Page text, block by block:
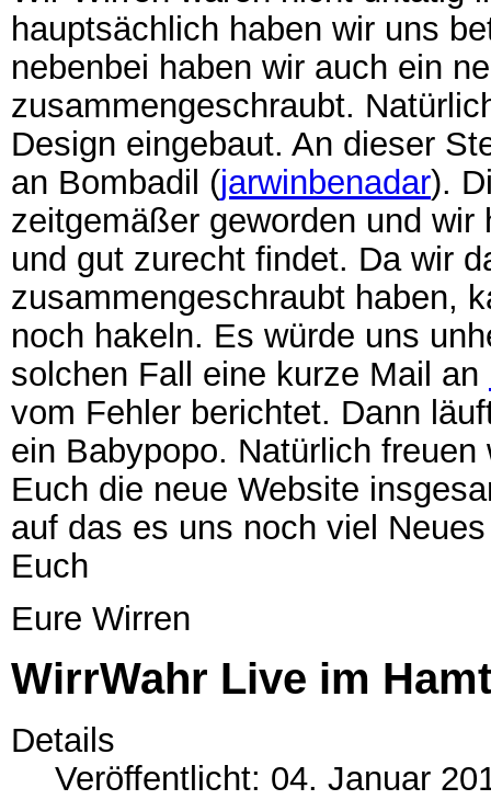
hauptsächlich haben wir uns
nebenbei haben wir auch ein
zusammengeschraubt.
Design eingebaut. An dieser
an Bombadil (jarwinbenadar).
zeitgemäßer geworden und
und gut zurecht findet. Da wir
zusammengeschraubt haben,
noch hakeln. Es würde uns
solchen Fall eine kurze Mail an
vom Fehler berichtet. Dann
ein Babypopo. Natürlich
Euch die neue Website
auf das es uns noch viel
Euch
Eure Wirren
WirrWahr Live im
Details
Veröffentlicht: 04. Januar